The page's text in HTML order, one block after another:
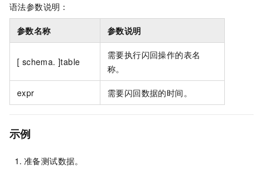
语法参数说明：
参数名称 参数说明
[ schema. ]table
需要执行闪回操作的表名
称。
expr 需要闪回数据的时间。
示例
准备测试数据。